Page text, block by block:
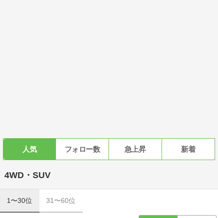
人気 フォロー数 急上昇 新着
4WD・SUV
1〜30位 31〜60位